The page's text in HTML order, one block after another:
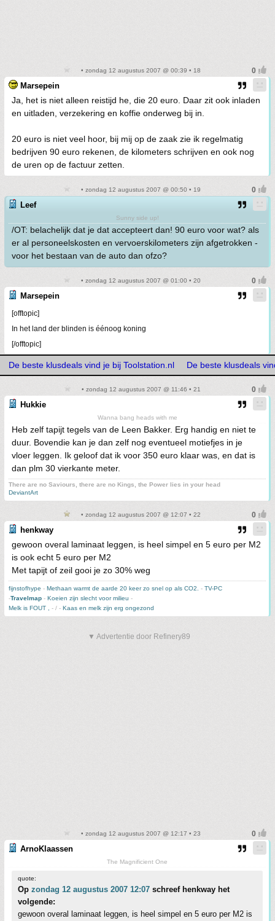
• zondag 12 augustus 2007 @ 00:39 • 18
Marsepein
Ja, het is niet alleen reistijd he, die 20 euro. Daar zit ook inladen
en uitladen, verzekering en koffie onderweg bij in.
20 euro is niet veel hoor, bij mij op de zaak zie ik regelmatig
bedrijven 90 euro rekenen, de kilometers schrijven en ook nog
de uren op de factuur zetten.
• zondag 12 augustus 2007 @ 00:50 • 19
Leef
Sunny side up!
/OT: belachelijk dat je dat accepteert dan! 90 euro voor wat? als
er al personeelskosten en vervoerskilometers zijn afgetrokken -
voor het bestaan van de auto dan ofzo?
• zondag 12 augustus 2007 @ 01:00 • 20
Marsepein
[offtopic]
In het land der blinden is éénoog koning
[/offtopic]
De beste klusdeals vind je bij Toolstation.nl De beste klusdeals
• zondag 12 augustus 2007 @ 11:46 • 21
Hukkie
Wanna bang heads with me
Heb zelf tapijt tegels van de Leen Bakker. Erg handig en niet te
duur. Bovendie kan je dan zelf nog eventueel motiefjes in je
vloer leggen. Ik geloof dat ik voor 350 euro klaar was, en dat is
dan plm 30 vierkante meter.
There are no Saviours, there are no Kings, the Power lies in your head
DeviantArt
• zondag 12 augustus 2007 @ 12:07 • 22
henkway
gewoon overal laminaat leggen, is heel simpel en 5 euro per M2
is ook echt 5 euro per M2
Met tapijt of zeil gooi je zo 30% weg
fijnstofhype - Methaan warmt de aarde 20 keer zo snel op als CO2. - TV-PC
-Travelmap - Koeien zijn slecht voor milieu -
Melk is FOUT , - / - Kaas en melk zijn erg ongezond
▼ Advertentie door Refinery89
• zondag 12 augustus 2007 @ 12:17 • 23
ArnoKlaassen
The Magnificient One
quote:
Op zondag 12 augustus 2007 12:07 schreef henkway het
volgende:
gewoon overal laminaat leggen, is heel simpel en 5 euro per M2 is